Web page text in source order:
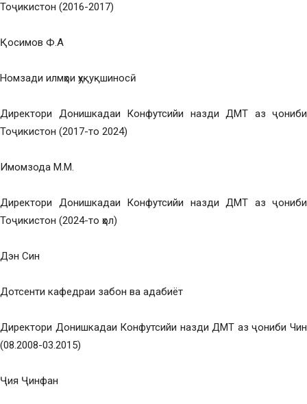
Тоҷикистон (2016-2017)
Қосимов Ф.А
Номзади илмҳои ҳуқуқшиносӣ
Директори Донишкадаи Конфутсийи назди ДМТ аз ҷониби
Тоҷикистон (2017-то 2024)
Имомзода М.М.
Директори Донишкадаи Конфутсийи назди ДМТ аз ҷониби
Тоҷикистон (2024-то ҳол)
Дэн Син
Дотсенти кафедраи забон ва адабиёт
Директори Донишкадаи Конфутсийи назди ДМТ аз ҷониби Чин
(08.2008-03.2015)
Ҷия Ҷинфан